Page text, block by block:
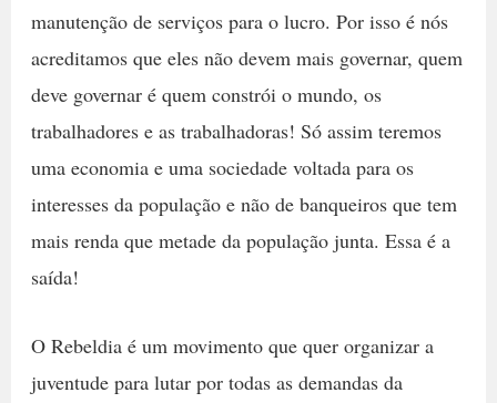
manutenção de serviços para o lucro. Por isso é nós
acreditamos que eles não devem mais governar, quem
deve governar é quem constrói o mundo, os
trabalhadores e as trabalhadoras! Só assim teremos
uma economia e uma sociedade voltada para os
interesses da população e não de banqueiros que tem
mais renda que metade da população junta. Essa é a
saída!
O Rebeldia é um movimento que quer organizar a
juventude para lutar por todas as demandas da